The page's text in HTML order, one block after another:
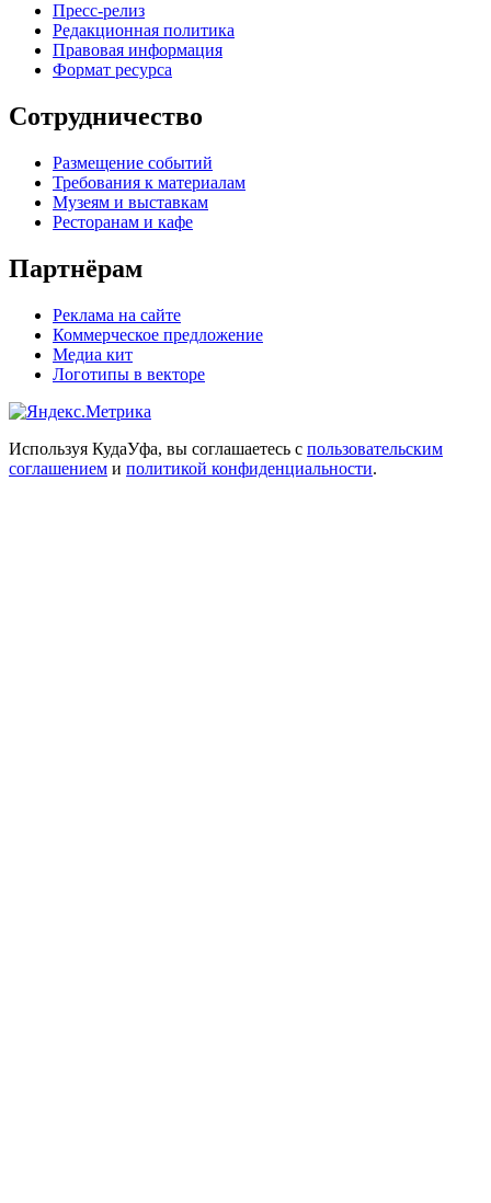
Пресс-релиз
Редакционная политика
Правовая информация
Формат ресурса
Сотрудничество
Размещение событий
Требования к материалам
Музеям и выставкам
Ресторанам и кафе
Партнёрам
Реклама на сайте
Коммерческое предложение
Медиа кит
Логотипы в векторе
Используя КудаУфа, вы соглашаетесь с пользовательским
соглашением и политикой конфиденциальности.